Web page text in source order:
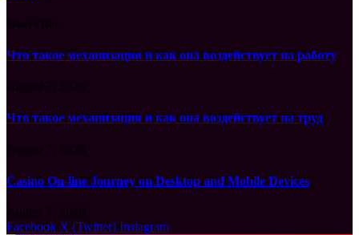
Что такое механизация и как она воздействует на работу
Что такое механизация и как она воздействует на труд
Casino On-line Journey on Desktop and Mobile Devices
Facebook X (Twitter) Instagram